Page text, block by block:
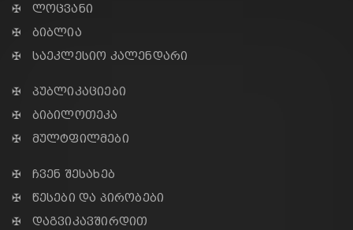
✠ ლოცვანი
✠ ბიბლია
✠ საეკლესიო კალენდარი
✠ პუბლიკაციები
✠ ბიბილოთეკა
✠ მულტფილმები
✠ ჩვენ შესახებ
✠ წესები და პირობები
✠ დაგვიკავშირდით